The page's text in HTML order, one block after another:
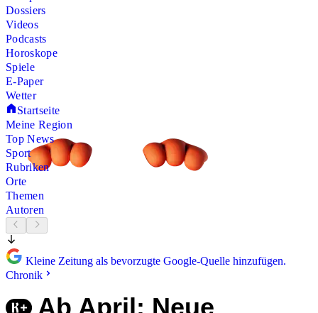
Dossiers
Videos
Podcasts
Horoskope
Spiele
E-Paper
Wetter
Startseite
Meine Region
Top News
Sport
Rubriken
Orte
Themen
Autoren
Kleine Zeitung als bevorzugte Google-Quelle hinzufügen.
Chronik